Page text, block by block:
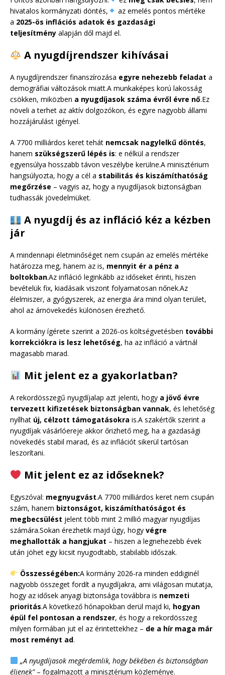
hivatalos kormányzati döntés,
az emelés pontos mértéke
a 2025-ös inflációs adatok és gazdasági
teljesítmény alapján dől majd el.
A nyugdíjrendszer kihívásai
A nyugdíjrendszer finanszírozása egyre nehezebb feladat a
demográfiai változások miatt.A munkaképes korú lakosság
csökken, miközben a nyugdíjasok száma évről évre nő.Ez
növeli a terhet az aktív dolgozókon, és egyre nagyobb állami
hozzájárulást igényel.
A 7700 milliárdos keret tehát nemcsak nagylelkű döntés,
hanem szükségszerű lépés is: e nélkül a rendszer
egyensúlya hosszabb távon veszélybe kerülne.A minisztérium
hangsúlyozta, hogy a cél a stabilitás és kiszámíthatóság
megőrzése – vagyis az, hogy a nyugdíjasok biztonságban
tudhassák jövedelmüket.
A nyugdíj és az infláció kéz a kézben
jár
A mindennapi életminőséget nem csupán az emelés mértéke
határozza meg, hanem az is, mennyit ér a pénz a
boltokban.Az infláció leginkább az időseket érinti, hiszen
bevételük fix, kiadásaik viszont folyamatosan nőnek.Az
élelmiszer, a gyógyszerek, az energia ára mind olyan terület,
ahol az árnövekedés különösen érezhető.
A kormány ígérete szerint a 2026-os költségvetésben további
korrekciókra is lesz lehetőség, ha az infláció a vártnál
magasabb marad.
Mit jelent ez a gyakorlatban?
A rekordösszegű nyugdíjalap azt jelenti, hogy a jövő évre
tervezett kifizetések biztonságban vannak, és lehetőség
nyílhat új, célzott támogatásokra is.A szakértők szerint a
nyugdíjak vásárlóereje akkor őrizhető meg, ha a gazdasági
növekedés stabil marad, és az inflációt sikerül tartósan
leszorítani.
Mit jelent ez az időseknek?
Egyszóval: megnyugvást.A 7700 milliárdos keret nem csupán
szám, hanem biztonságot, kiszámíthatóságot és
megbecsülést jelent több mint 2 millió magyar nyugdíjas
számára.Sokan érezhetik majd úgy, hogy végre
meghallották a hangjukat – hiszen a legnehezebb évek
után jöhet egy kicsit nyugodtabb, stabilabb időszak.
Összességében:A kormány 2026-ra minden eddiginél
nagyobb összeget fordít a nyugdíjakra, ami világosan mutatja,
hogy az idősek anyagi biztonsága továbbra is nemzeti
prioritás.A következő hónapokban derül majd ki, hogyan
épül fel pontosan a rendszer, és hogy a rekordösszeg
milyen formában jut el az érintettekhez – de a hír maga már
most reményt ad.
„A nyugdíjasok megérdemlik, hogy békében és biztonságban
éljenek”– fogalmazott a minisztérium közleménye.